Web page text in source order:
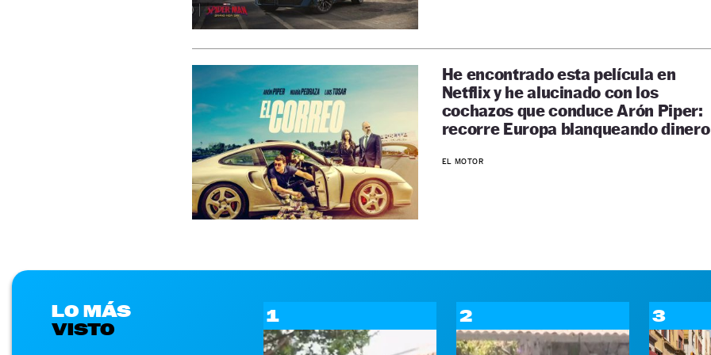
He encontrado esta película en
Netflix y he alucinado con los
cochazos que conduce Arón Piper:
recorre Europa blanqueando dinero
EL MOTOR
LO MÁS
VISTO
1 2 3